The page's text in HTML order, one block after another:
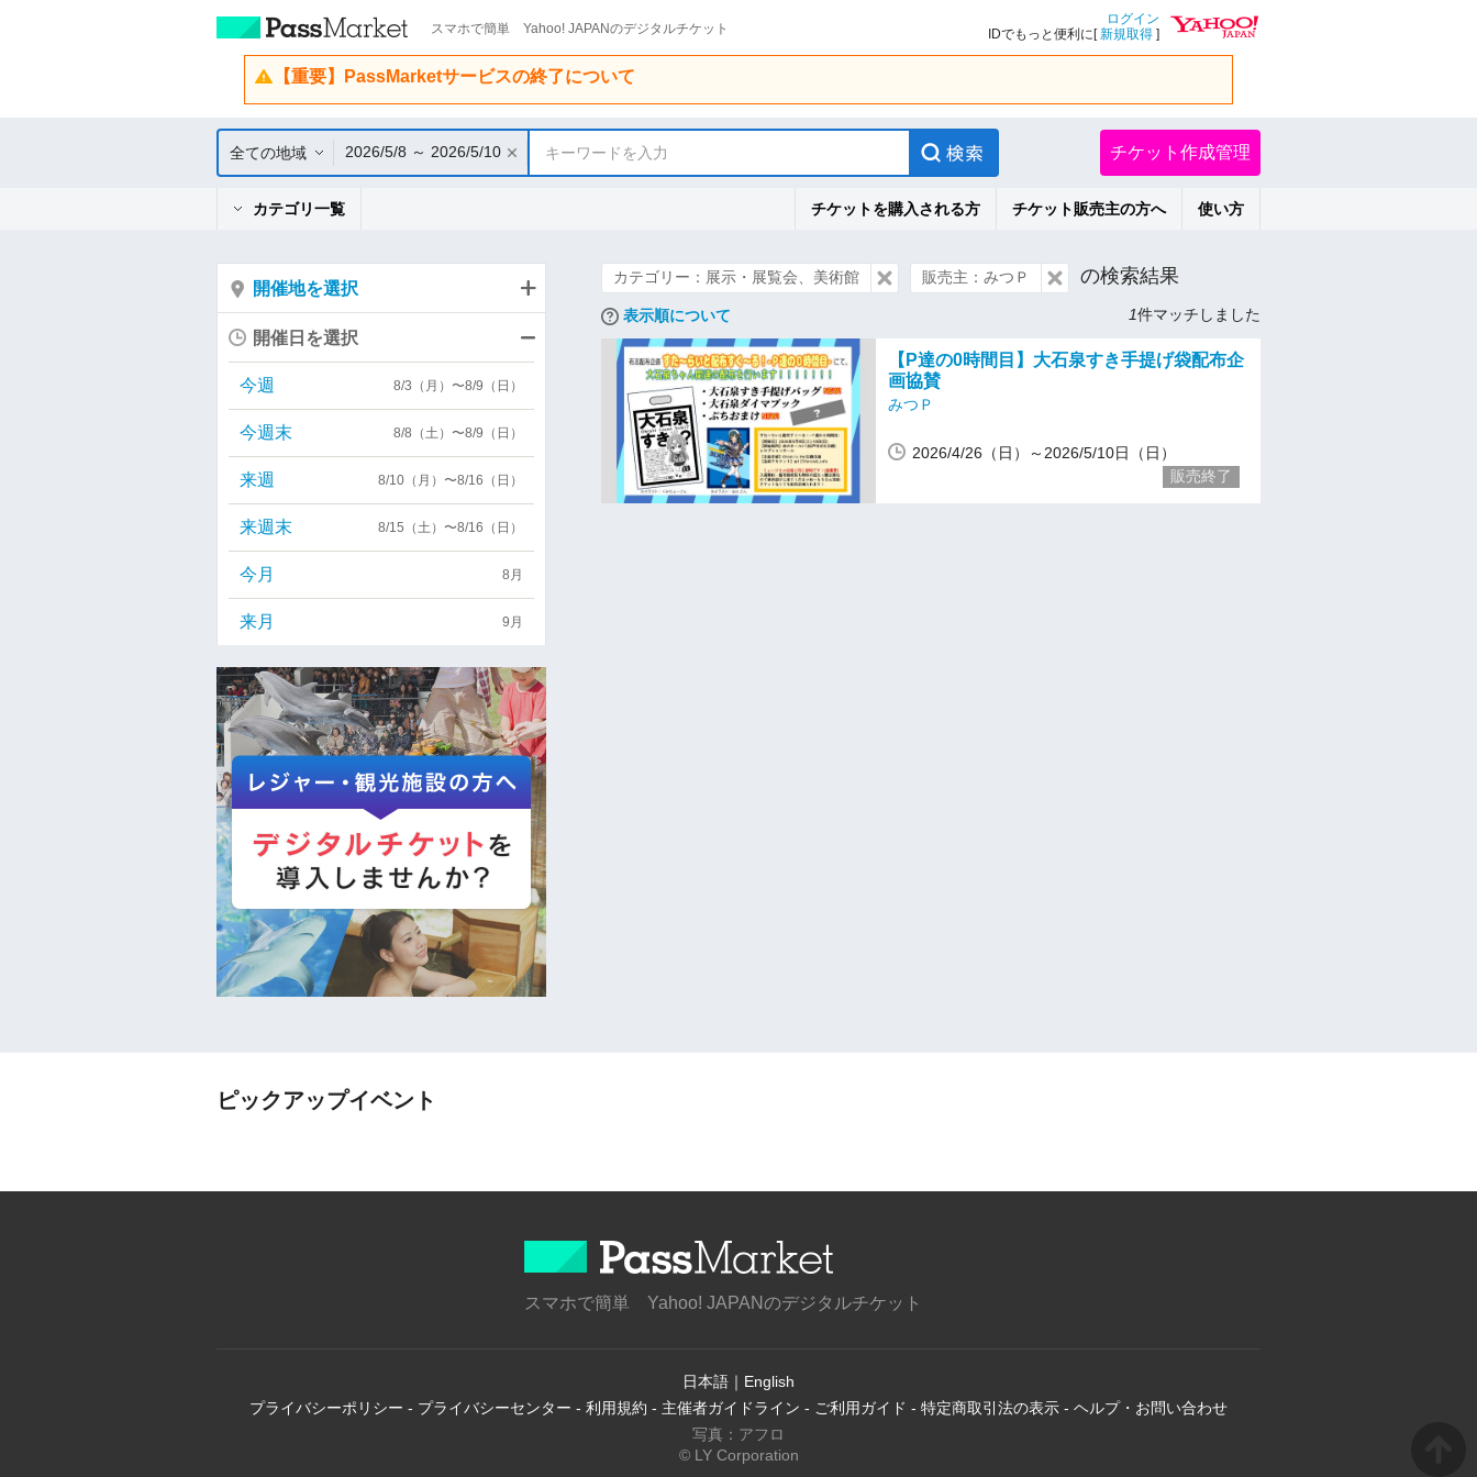
スマホで簡単 Yahoo! JAPANのデジタルチケット
ログイン
IDでもっと便利に[新規取得 ]
【重要】PassMarketサービスの終了について
全ての地域 2026/5/8 ～ 2026/5/10 キーワードを入力 チケット作成管理
カテゴリ一覧 チケットを購入される方 チケット販売主の方へ 使い方
カテゴリー：展示・展覧会、美術館 販売主：みつＰ の検索結果
表示順について 1件マッチしました
【P達の0時間目】大石泉すき手提げ袋配布企
画協賛
みつＰ
2026/4/26（日）～2026/5/10日（日）
販売終了
開催地を選択
開催日を選択
今週 8/3（月）〜8/9（日）
今週末 8/8（土）〜8/9（日）
来週 8/10（月）〜8/16（日）
来週末 8/15（土）〜8/16（日）
今月 8月
来月 9月
ピックアップイベント
スマホで簡単 Yahoo! JAPANのデジタルチケット
日本語 ｜ English
プライバシーポリシー - プライバシーセンター - 利用規約 - 主催者ガイドライン - ご利用ガイド - 特定商取引法の表示 - ヘルプ・お問い合わせ
写真：アフロ
© LY Corporation